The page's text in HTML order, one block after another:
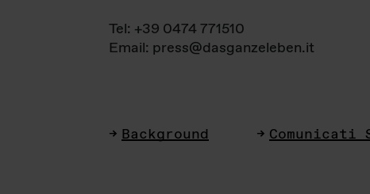
Tel: +39 0474 771510
Email: press@dasganzeleben.it
Background Comunicati